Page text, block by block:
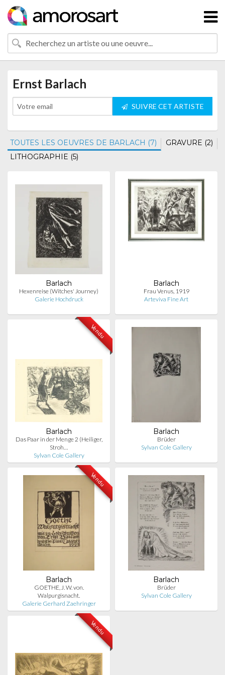
Ernst Barlach
SUIVRE CET ARTISTE
TOUTES LES OEUVRES DE BARLACH (7)
GRAVURE (2)
LITHOGRAPHIE (5)
Barlach
Hexenreise (Witches' Journey)
Galerie Hochdruck
Barlach
Frau Venus, 1919
Arteviva Fine Art
Vendu
Barlach
Das Paar in der Menge 2 (Heiliger,
Stroh…
Sylvan Cole Gallery
Barlach
Brüder
Sylvan Cole Gallery
Vendu
Barlach
GOETHE, J. W. von.
Walpurgisnacht.
Galerie Gerhard Zaehringer
Barlach
Brüder
Sylvan Cole Gallery
Vendu